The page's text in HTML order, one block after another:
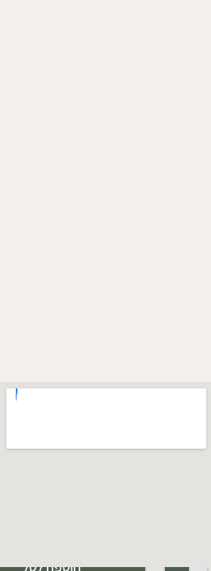
הוספה לסל